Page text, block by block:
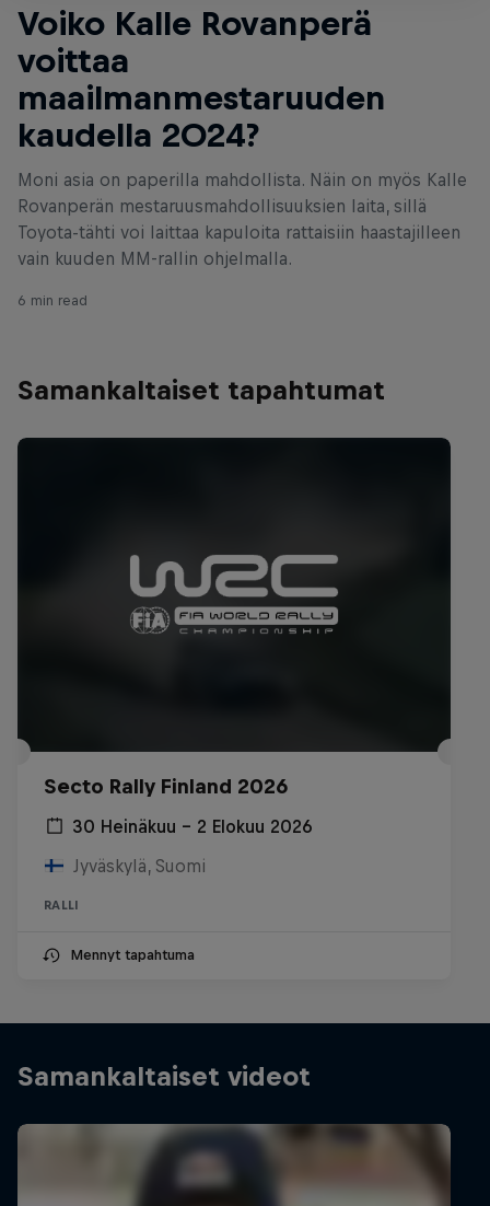
Voiko Kalle Rovanperä
voittaa
maailmanmestaruuden
kaudella 2024?
Moni asia on paperilla mahdollista. Näin on myös Kalle
Rovanperän mestaruusmahdollisuuksien laita, sillä
Toyota-tähti voi laittaa kapuloita rattaisiin haastajilleen
vain kuuden MM-rallin ohjelmalla.
6 min read
Samankaltaiset tapahtumat
Secto Rally Finland 2026
30 Heinäkuu – 2 Elokuu 2026
Jyväskylä, Suomi
RALLI
Mennyt tapahtuma
Samankaltaiset videot